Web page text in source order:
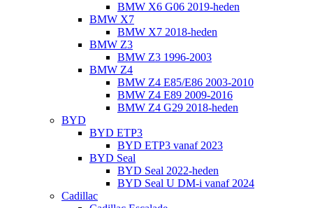
BMW X6 G06 2019-heden
BMW X7
BMW X7 2018-heden
BMW Z3
BMW Z3 1996-2003
BMW Z4
BMW Z4 E85/E86 2003-2010
BMW Z4 E89 2009-2016
BMW Z4 G29 2018-heden
BYD
BYD ETP3
BYD ETP3 vanaf 2023
BYD Seal
BYD Seal 2022-heden
BYD Seal U DM-i vanaf 2024
Cadillac